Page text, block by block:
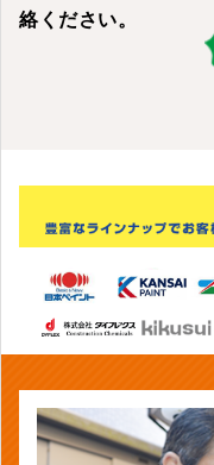
絡ください。